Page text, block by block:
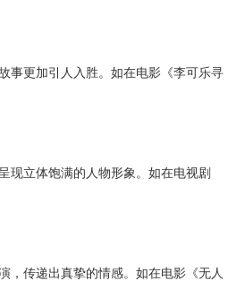
事更加引人入胜。如在电影《李可乐寻
现立体饱满的人物形象。如在电视剧
，传递出真挚的情感。如在电影《无人